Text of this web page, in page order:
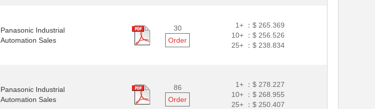
Panasonic Industrial
Automation Sales
30
Order
1+ ： $ 265.369
10+ ： $ 256.526
25+ ： $ 238.834
Panasonic Industrial
Automation Sales
86
Order
1+ ： $ 278.227
10+ ： $ 268.955
25+ ： $ 250.407